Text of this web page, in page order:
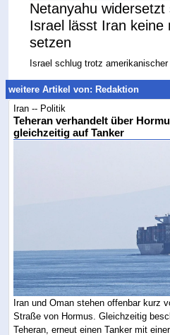
Netanyahu widersetzt
Israel lässt Iran keine
setzen
Israel schlug trotz amerikanischer
weitere Artikel von: Redaktion
Iran -- Politik
Teheran verhandelt über
gleichzeitig auf Tanker
Iran und Oman stehen offenbar kurz
Straße von Hormus. Gleichzeitig
Teheran, erneut einen Tanker mit